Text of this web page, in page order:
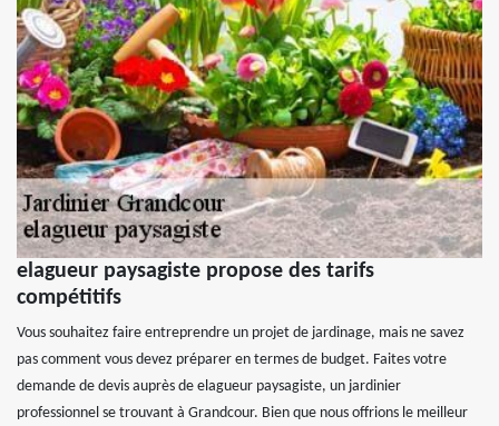
elagueur paysagiste propose des tarifs
compétitifs
Vous souhaitez faire entreprendre un projet de jardinage, mais ne savez
pas comment vous devez préparer en termes de budget. Faites votre
demande de devis auprès de elagueur paysagiste, un jardinier
professionnel se trouvant à Grandcour. Bien que nous offrions le meilleur